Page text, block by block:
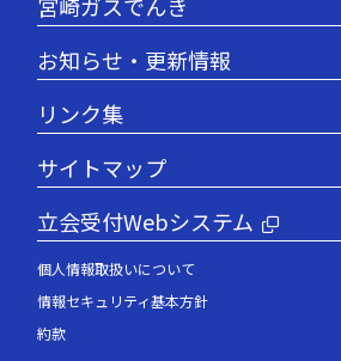
宮崎ガスでんき
お知らせ・更新情報
リンク集
サイトマップ
立会受付Webシステム
個人情報取扱いについて
情報セキュリティ基本方針
約款